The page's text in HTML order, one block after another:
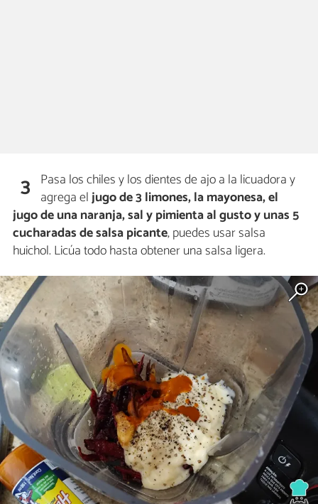
3 Pasa los chiles y los dientes de ajo a la licuadora y
agrega eljugo de 3 limones, la mayonesa, el
jugo de una naranja, sal y pimienta al gusto y unas 5
cucharadas de salsa picante, puedes usar salsa
huichol. Licúa todo hasta obtener una salsa ligera.